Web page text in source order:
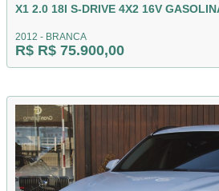
X1 2.0 18I S-DRIVE 4X2 16V
2012 - BRANCA
R$ R$ 75.900,00